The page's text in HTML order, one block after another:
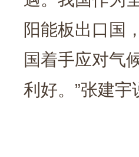
阳能板出口国
国着手应对气
利好。”张建宇